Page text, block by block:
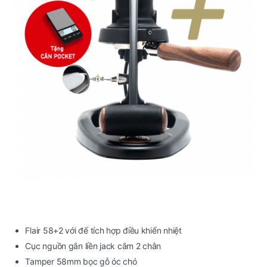
Flair 58+2 với đế tích hợp điều khiển nhiệt
Cục nguồn gắn liền jack cắm 2 chân
Tamper 58mm bọc gỗ óc chó